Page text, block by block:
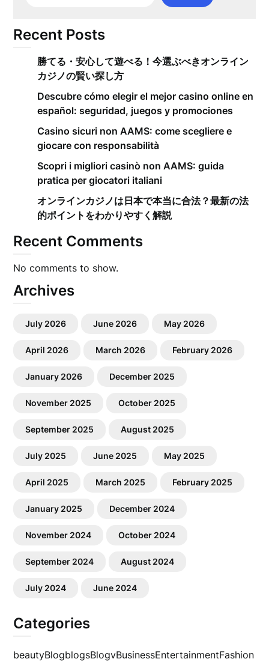
Recent Posts
勝てる・安心して遊べる！今選ぶべきオンライン
カジノの賢い探し方
Descubre cómo elegir el mejor casino online en
español: seguridad, juegos y promociones
Casino sicuri non AAMS: come scegliere e
giocare con responsabilità
Scopri i migliori casinò non AAMS: guida
pratica per giocatori italiani
オンラインカジノは日本で本当に合法？最新の法
的ポイントをわかりやすく解説
Recent Comments
No comments to show.
Archives
July 2026 June 2026 May 2026
April 2026 March 2026 February 2026
January 2026 December 2025
November 2025 October 2025
September 2025 August 2025
July 2025 June 2025 May 2025
April 2025 March 2025 February 2025
January 2025 December 2024
November 2024 October 2024
September 2024 August 2024
July 2024 June 2024
Categories
beautyBlogblogsBlogvBusinessEntertainmentFashion